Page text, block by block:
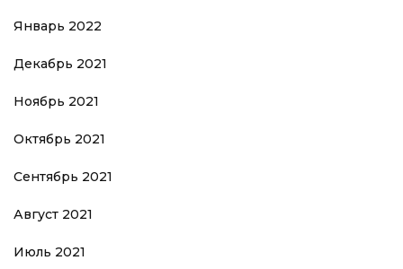
Январь 2022
Декабрь 2021
Ноябрь 2021
Октябрь 2021
Сентябрь 2021
Август 2021
Июль 2021